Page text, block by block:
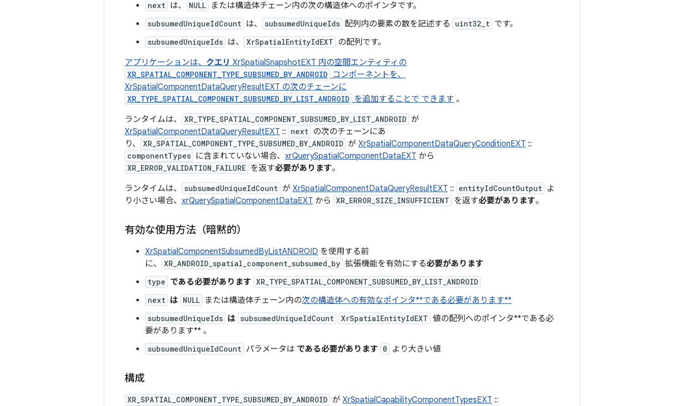
next は、 NULL または構造体チェーン内の次の構造体へのポインタです。
subsumedUniqueIdCount は、 subsumedUniqueIds 配列内の要素の数を記述する uint32_t です。
subsumedUniqueIds は、 XrSpatialEntityIdEXT の配列です。
アプリケーションは、 クエリ XrSpatialSnapshotEXT 内の空間エンティティの
XR_SPATIAL_COMPONENT_TYPE_SUBSUMED_BY_ANDROID
コンポーネントを、
XrSpatialComponentDataQueryResultEXT の次のチェーンに
XR_TYPE_SPATIAL_COMPONENT_SUBSUMED_BY_LIST_ANDROID を追加することで できます 。
ランタイムは、
XR_TYPE_SPATIAL_COMPONENT_SUBSUMED_BY_LIST_ANDROID が
XrSpatialComponentDataQueryResultEXT :: next の次のチェーンにあ
り、
XR_SPATIAL_COMPONENT_TYPE_SUBSUMED_BY_ANDROID が XrSpatialComponentDataQueryConditionEXT ::
componentTypes に含まれていない場合、 xrQuerySpatialComponentDataEXT から
XR_ERROR_VALIDATION_FAILURE を返す必要があります。
ランタイムは、
subsumedUniqueIdCount が XrSpatialComponentDataQueryResultEXT :: entityIdCountOutput よ
り小さい場合、 xrQuerySpatialComponentDataEXT から XR_ERROR_SIZE_INSUFFICIENT を返す必要があります。
有効な使用方法（暗黙的）
XrSpatialComponentSubsumedByListANDROID を使用する前
に、
XR_ANDROID_spatial_component_subsumed_by 拡張機能を有効にする必要があります
type である必要があります XR_TYPE_SPATIAL_COMPONENT_SUBSUMED_BY_LIST_ANDROID
next は NULL または構造体チェーン内の次の構造体への有効なポインタ**である必要があります**
subsumedUniqueIds は subsumedUniqueIdCount XrSpatialEntityIdEXT 値の配列へのポインタ**である必
要があります** 。
subsumedUniqueIdCount パラメータは である必要があります 0 より大きい値
構成
XR_SPATIAL_COMPONENT_TYPE_SUBSUMED_BY_ANDROID が XrSpatialCapabilityComponentTypesEXT ::